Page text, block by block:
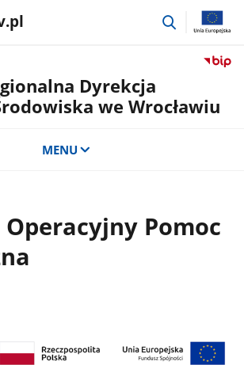
przejdź
Dyrekcja
we Wrocławiu
MENU
Pomoc